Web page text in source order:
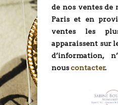
de nos ventes de
Paris et en
ventes les
apparaissent sur
d’information,
nouscontacter.